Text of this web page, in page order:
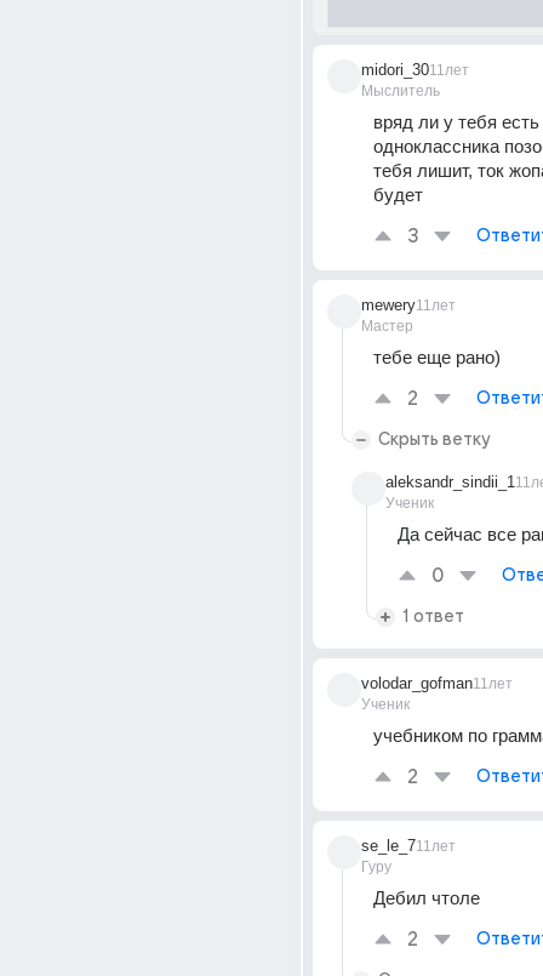
midori_30
Мыслитель
11лет
вряд ли у тебя
одноклассника
тебя лишит, ток
будет
3
mewery
Мастер
11лет
тебе еще рано)
2
Скрыть ветку
aleksandr_sindii_1
Ученик
Да сейчас все
0
1 ответ
volodar_gofman
Ученик
11лет
учебником по
2
se_le_7
Гуру
11лет
Дебил чтоле
2